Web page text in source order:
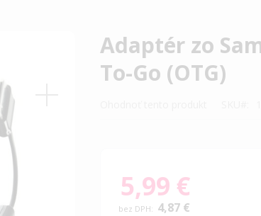
Adaptér zo
To-Go (OTG)
5,99 €
4,87 €